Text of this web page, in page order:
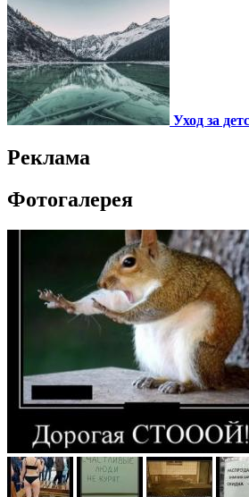
Уход за
Реклама
Фотогалерея